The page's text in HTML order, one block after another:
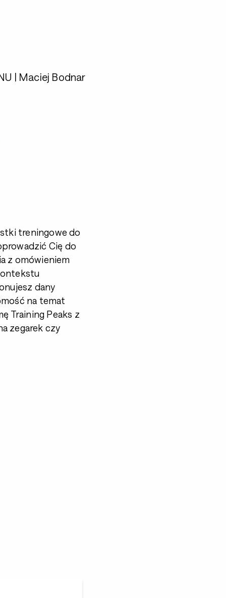
| Maciej Bodnar
treningowe do
Cię do
z omówieniem
dany
na temat
Training Peaks z
zegarek czy